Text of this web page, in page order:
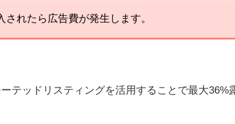
れたら広告費が発生します。
テッドリスティングを活用することで最大36%